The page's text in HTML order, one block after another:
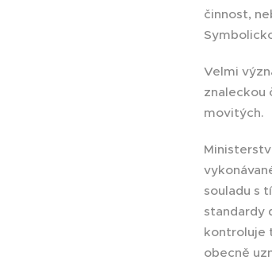
činnost,
Velmi
znaleckou
movitých.
souladu s
standardy
kontroluje
obecně